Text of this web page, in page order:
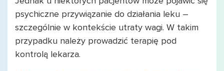
psychiczne przywiązanie do działania leku –
szczególnie w kontekście utraty wagi. W takim
przypadku należy prowadzić terapię pod
kontrolą lekarza.